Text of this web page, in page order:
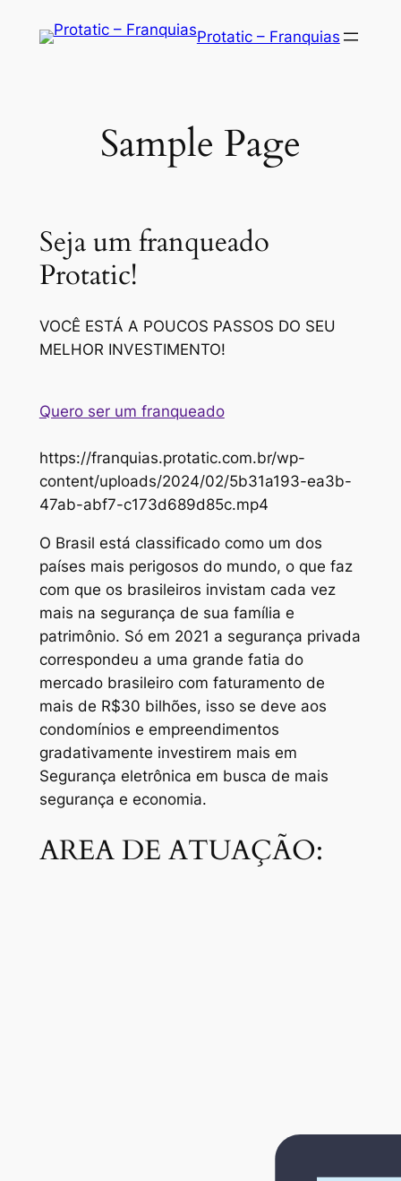
Protatic – Franquias
Sample Page
Seja um franqueado
Protatic!
VOCÊ ESTÁ A POUCOS PASSOS DO SEU
MELHOR INVESTIMENTO!
Quero ser um franqueado
https://franquias.protatic.com.br/wp-
content/uploads/2024/02/5b31a193-ea3b-
47ab-abf7-c173d689d85c.mp4
O Brasil está classificado como um dos
países mais perigosos do mundo, o que faz
com que os brasileiros invistam cada vez
mais na segurança de sua família e
patrimônio. Só em 2021 a segurança privada
correspondeu a uma grande fatia do
mercado brasileiro com faturamento de
mais de R$30 bilhões, isso se deve aos
condomínios e empreendimentos
gradativamente investirem mais em
Segurança eletrônica em busca de mais
segurança e economia.
AREA DE ATUAÇÃO: